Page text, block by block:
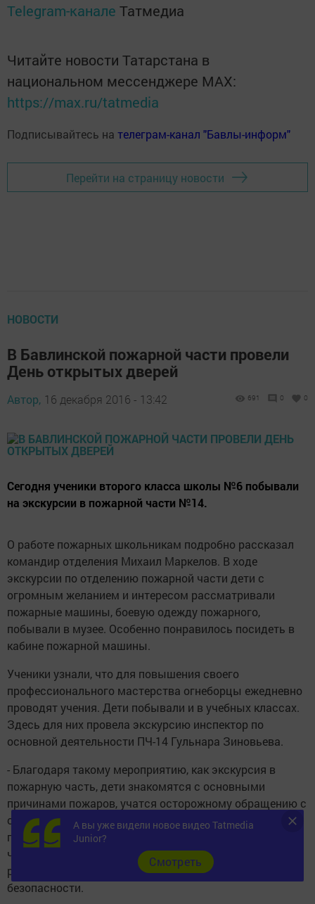
Telegram-канале Татмедиа
Читайте новости Татарстана в
национальном мессенджере MАХ:
https://max.ru/tatmedia
Подписывайтесь на телеграм-канал "Бавлы-информ"
Перейти на страницу новости
НОВОСТИ
В Бавлинской пожарной части провели
День открытых дверей
Автор, 16 декабря 2016 - 13:42 691 0 0
Сегодня ученики второго класса школы №6 побывали
на экскурсии в пожарной части №14.
О работе пожарных школьникам подробно рассказал
командир отделения Михаил Маркелов. В ходе
экскурсии по отделению пожарной части дети с
огромным желанием и интересом рассматривали
пожарные машины, боевую одежду пожарного,
побывали в музее. Особенно понравилось посидеть в
кабине пожарной машины.
Ученики узнали, что для повышения своего
профессионального мастерства огнеборцы ежедневно
проводят учения. Дети побывали и в учебных классах.
Здесь для них провела экскурсию инспектор по
основной деятельности ПЧ-14 Гульнара Зиновьева.
- Благодаря такому мероприятию, как экскурсия в
пожарную часть, дети знакомятся с основными
причинами пожаров, учатся осторожному обращению с
огнём, быстро действовать в случае возникновения
пожара, - говорит Гульнара Зиновьева. - Для того,
чтобы новогодние каникулы были всем только на
радость дети должны знать о правилах пожарной
безопасности.
А вы уже видели новое видео Tatmedia
Junior?
Cмотреть